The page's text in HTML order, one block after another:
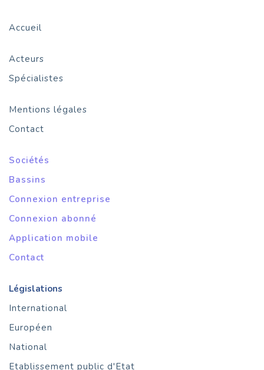
Accueil
Acteurs
Spécialistes
Mentions légales
Contact
Sociétés
Bassins
Connexion entreprise
Connexion abonné
Application mobile
Contact
Législations
International
Européen
National
Etablissement public d'Etat